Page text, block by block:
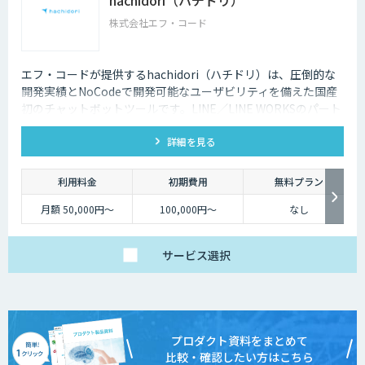
株式会社エフ・コード
エフ・コードが提供するhachidori（ハチドリ）は、圧倒的な
開発実績とNoCodeで開発可能なユーザビリティを備えた国産
初のチャットボットツールです。LINE／LINE WORKSのパート
ナーであり、幅広い用途のチャットボットを開発することがで
詳細を見る
利用料金 初期費用
無料プラン
月額 50,000円～
100,000円～ なし
サービス選択
プロダクト資料をまとめて
比較・確認したい方はこちら